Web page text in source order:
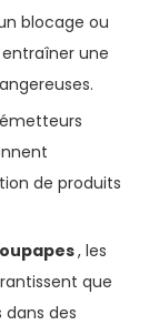
blocage ou
une
de produits
, les
que
des